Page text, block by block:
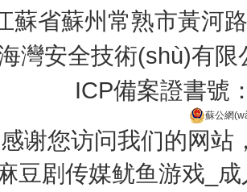
蘇省蘇州常熟市黃河
灣安全技術(shù)有
ICP備案證書號
蘇公網
感谢您访问我们的网站
豆剧传媒鱿鱼游戏_